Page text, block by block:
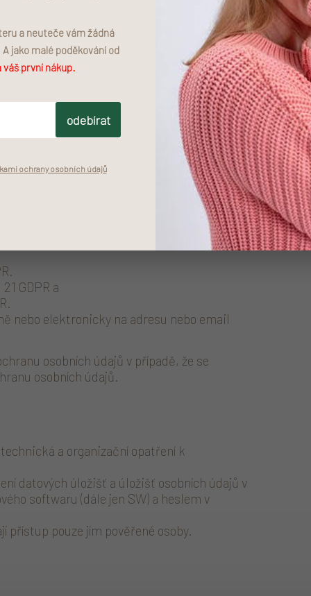
a další služby v souvislosti s provozováním
země (do země mimo EU) nebo
ve třetích zemích jsou poskytovatelé
omezení zpracování dle čl. 18
GDPR a
nebo elektronicky na adresu nebo email
osobních údajů v případě, že se
osobních údajů.
a organizační opatření k
datových úložišť a úložišť osobních údajů v
softwaru (dále jen SW) a heslem v
přístup pouze jím pověřené osoby.
a neuteče vám žádná
jako malé poděkování od
váš první nákup.
odebírat
ochrany osobních údajů